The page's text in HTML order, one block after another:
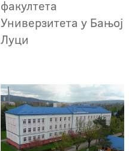
факултета
Универзитета у Бањој
Луци